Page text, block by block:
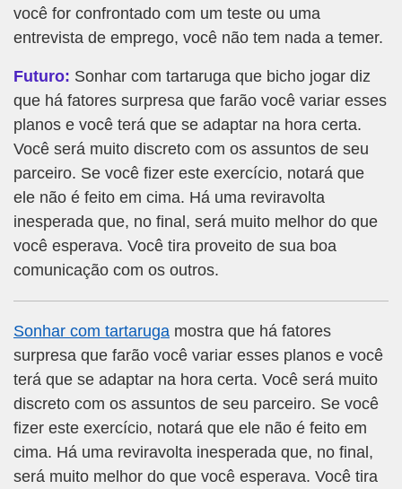
você for confrontado com um teste ou uma
entrevista de emprego, você não tem nada a temer.
Futuro: Sonhar com tartaruga que bicho jogar diz
que há fatores surpresa que farão você variar esses
planos e você terá que se adaptar na hora certa.
Você será muito discreto com os assuntos de seu
parceiro. Se você fizer este exercício, notará que
ele não é feito em cima. Há uma reviravolta
inesperada que, no final, será muito melhor do que
você esperava. Você tira proveito de sua boa
comunicação com os outros.
Sonhar com tartaruga mostra que há fatores
surpresa que farão você variar esses planos e você
terá que se adaptar na hora certa. Você será muito
discreto com os assuntos de seu parceiro. Se você
fizer este exercício, notará que ele não é feito em
cima. Há uma reviravolta inesperada que, no final,
será muito melhor do que você esperava. Você tira